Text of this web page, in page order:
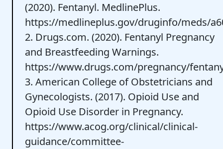
(2020). Fentanyl. MedlinePlus.
https://medlineplus.gov/druginfo/meds/
2. Drugs.com. (2020). Fentanyl Pregnancy
and Breastfeeding Warnings.
https://www.drugs.com/pregnancy/
3. American College of Obstetricians and
Gynecologists. (2017). Opioid Use and
Opioid Use Disorder in Pregnancy.
https://www.acog.org/clinical/clinical-
guidance/committee-